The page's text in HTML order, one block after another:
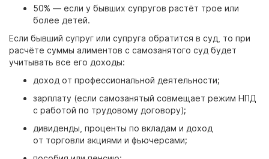
50% — если у бывших супругов растёт трое или
более детей.
Если бывший супруг или супруга обратится в суд, то при
расчёте суммы алиментов с самозанятого суд будет
учитывать все его доходы:
доход от профессиональной деятельности;
зарплату (если самозанятый совмещает режим НПД
с работой по трудовому договору);
дивиденды, проценты по вкладам и доход
от торговли акциями и фьючерсами;